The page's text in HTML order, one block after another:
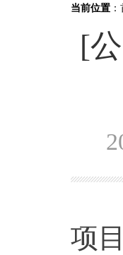
当前位置 ：
[
项